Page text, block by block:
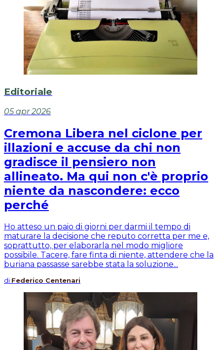
Editoriale
05 apr 2026
Cremona Libera nel ciclone per
illazioni e accuse da chi non
gradisce il pensiero non
allineato. Ma qui non c'è proprio
niente da nascondere: ecco
perché
Ho atteso un paio di giorni per darmi il tempo di
maturare la decisione che reputo corretta per me e,
soprattutto, per elaborarla nel modo migliore
possibile. Tacere, fare finta di niente, attendere che la
buriana passasse sarebbe stata la soluzione...
di Federico Centenari